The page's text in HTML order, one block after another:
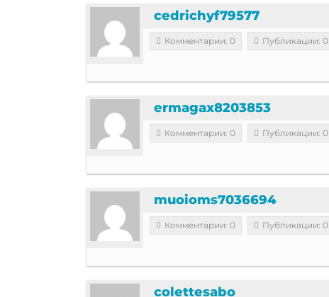
cedrichyf79577
Комментарии: 0 Публикации: 0
ermagax8203853
Комментарии: 0 Публикации: 0
muoioms7036694
Комментарии: 0 Публикации: 0
colettesabo